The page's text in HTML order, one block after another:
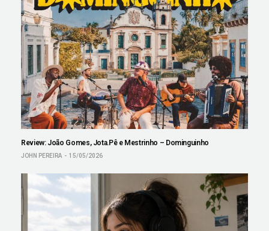
Review: João Gomes, Jota.Pê e Mestrinho – Dominguinho
JOHN PEREIRA 15/05/2026